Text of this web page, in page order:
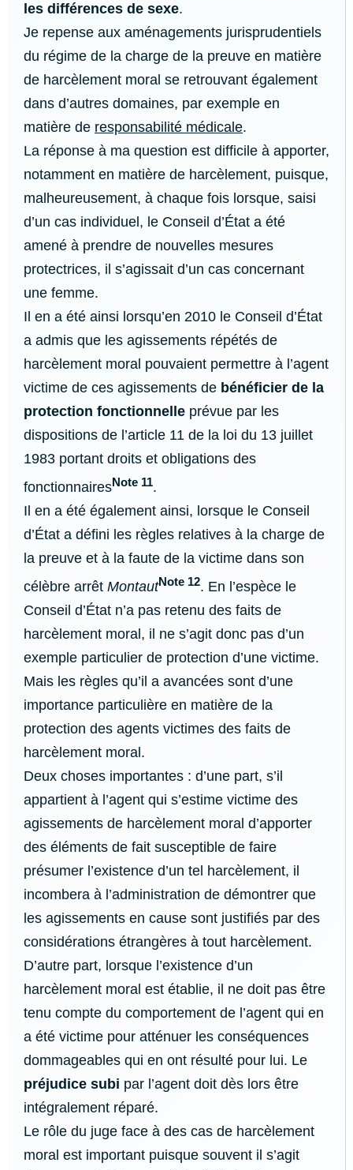
les différences de sexe.
Je repense aux aménagements jurisprudentiels
du régime de la charge de la preuve en matière
de harcèlement moral se retrouvant également
dans d’autres domaines, par exemple en
matière de responsabilité médicale.
La réponse à ma question est difficile à apporter,
notamment en matière de harcèlement, puisque,
malheureusement, à chaque fois lorsque, saisi
d’un cas individuel, le Conseil d’État a été
amené à prendre de nouvelles mesures
protectrices, il s’agissait d’un cas concernant
une femme.
Il en a été ainsi lorsqu’en 2010 le Conseil d’État
a admis que les agissements répétés de
harcèlement moral pouvaient permettre à l’agent
victime de ces agissements de bénéficier de la
protection fonctionnelle prévue par les
dispositions de l’article 11 de la loi du 13 juillet
1983 portant droits et obligations des
fonctionnairesNote 11.
Il en a été également ainsi, lorsque le Conseil
d’État a défini les règles relatives à la charge de
la preuve et à la faute de la victime dans son
célèbre arrêt MontautNote 12. En l’espèce le
Conseil d’État n’a pas retenu des faits de
harcèlement moral, il ne s’agit donc pas d’un
exemple particulier de protection d’une victime.
Mais les règles qu’il a avancées sont d’une
importance particulière en matière de la
protection des agents victimes des faits de
harcèlement moral.
Deux choses importantes : d’une part, s’il
appartient à l’agent qui s’estime victime des
agissements de harcèlement moral d’apporter
des éléments de fait susceptible de faire
présumer l’existence d’un tel harcèlement, il
incombera à l’administration de démontrer que
les agissements en cause sont justifiés par des
considérations étrangères à tout harcèlement.
D’autre part, lorsque l’existence d’un
harcèlement moral est établie, il ne doit pas être
tenu compte du comportement de l’agent qui en
a été victime pour atténuer les conséquences
dommageables qui en ont résulté pour lui. Le
préjudice subi par l’agent doit dès lors être
intégralement réparé.
Le rôle du juge face à des cas de harcèlement
moral est important puisque souvent il s’agit